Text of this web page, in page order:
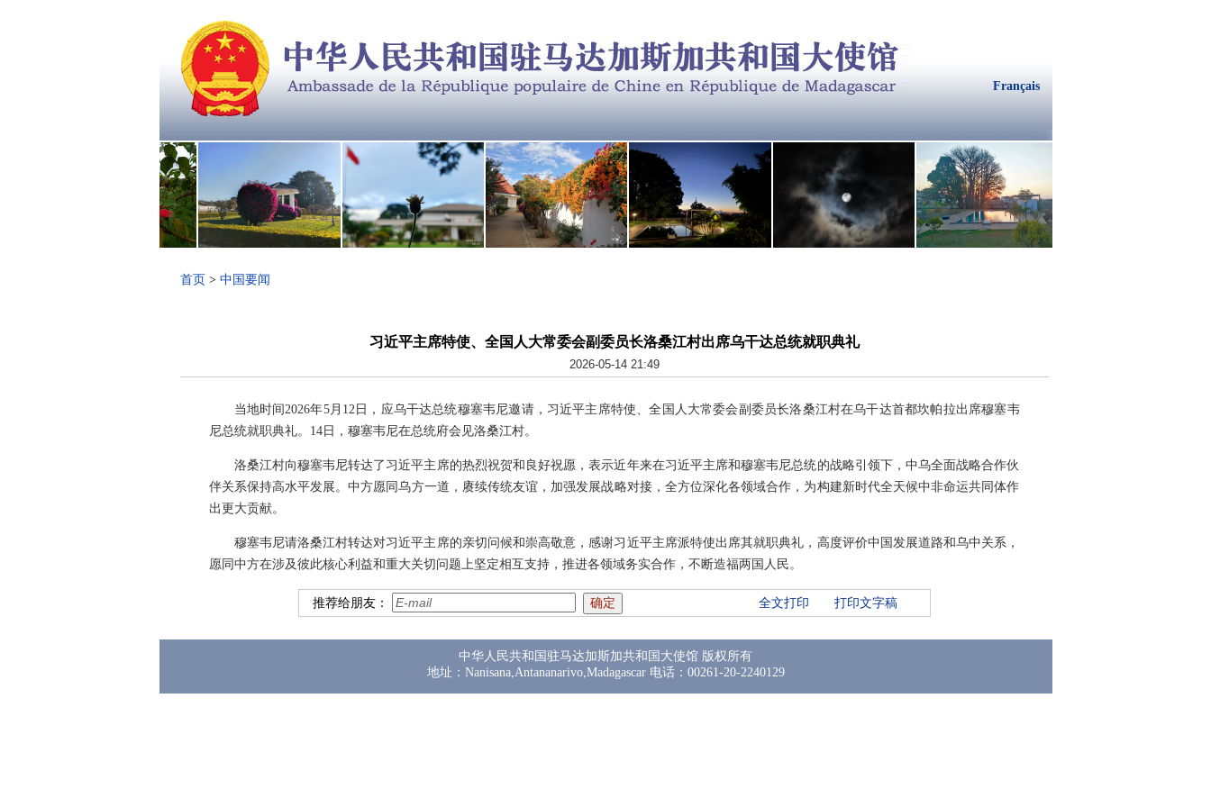
Français
首页 > 中国要闻
习近平主席特使、全国人大常委会副委员长洛桑江村出席乌干达总统就职典礼
2026-05-14 21:49
当地时间2026年5月12日，应乌干达总统穆塞韦尼邀请，习近平主席特使、全国人大常委会副委员长洛桑江村在乌干达首都坎帕拉出席穆塞韦
尼总统就职典礼。14日，穆塞韦尼在总统府会见洛桑江村。
洛桑江村向穆塞韦尼转达了习近平主席的热烈祝贺和良好祝愿，表示近年来在习近平主席和穆塞韦尼总统的战略引领下，中乌全面战略合作伙
伴关系保持高水平发展。中方愿同乌方一道，赓续传统友谊，加强发展战略对接，全方位深化各领域合作，为构建新时代全天候中非命运共同体作
出更大贡献。
穆塞韦尼请洛桑江村转达对习近平主席的亲切问候和崇高敬意，感谢习近平主席派特使出席其就职典礼，高度评价中国发展道路和乌中关系，
愿同中方在涉及彼此核心利益和重大关切问题上坚定相互支持，推进各领域务实合作，不断造福两国人民。
推荐给朋友： 全文打印 打印文字稿
中华人民共和国驻马达加斯加共和国大使馆 版权所有
地址：Nanisana,Antananarivo,Madagascar 电话：00261-20-2240129